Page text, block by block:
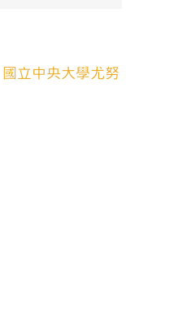
競
國立中央大學尤努